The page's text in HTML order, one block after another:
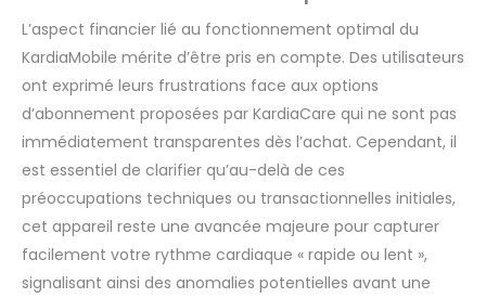
Made in Italy primé –
Récompensé par des
prix internationaux tels
que le Compasso
d’Oro, le Red Dot et l’ADI
Design Award pour son
expérience d’utilisation
et son innovation en
matière de design.
L’aspect financier lié au fonctionnement optimal du
KardiaMobile mérite d’être pris en compte. Des utilisateurs
ont exprimé leurs frustrations face aux options
d’abonnement proposées par KardiaCare qui ne sont pas
immédiatement transparentes dès l’achat. Cependant, il
est essentiel de clarifier qu’au-delà de ces
préoccupations techniques ou transactionnelles initiales,
cet appareil reste une avancée majeure pour capturer
facilement votre rythme cardiaque « rapide ou lent »,
signalisant ainsi des anomalies potentielles avant une